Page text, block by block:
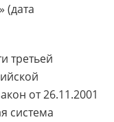
(дата
третьей
от 26.11.2001
система